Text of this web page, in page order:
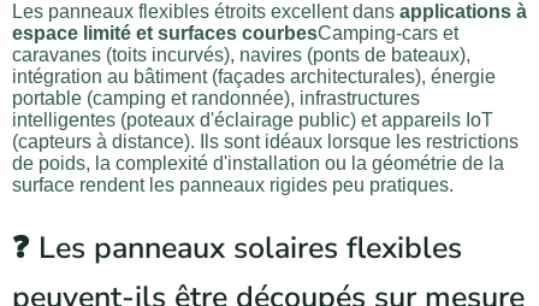
Les panneaux flexibles étroits excellent dans applications à
espace limité et surfaces courbesCamping-cars et
caravanes (toits incurvés), navires (ponts de bateaux),
intégration au bâtiment (façades architecturales), énergie
portable (camping et randonnée), infrastructures
intelligentes (poteaux d'éclairage public) et appareils IoT
(capteurs à distance). Ils sont idéaux lorsque les restrictions
de poids, la complexité d'installation ou la géométrie de la
surface rendent les panneaux rigides peu pratiques.
❓ Les panneaux solaires flexibles
peuvent-ils être découpés sur mesure